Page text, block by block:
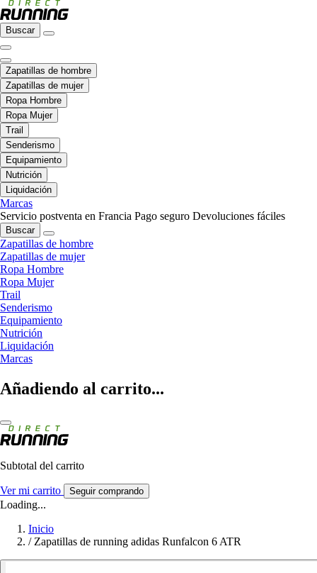
Buscar
Zapatillas de hombre
Zapatillas de mujer
Ropa Hombre
Ropa Mujer
Trail
Senderismo
Equipamiento
Nutrición
Liquidación
Marcas
Servicio postventa en Francia Pago seguro Devoluciones fáciles
Buscar
Zapatillas de hombre
Zapatillas de mujer
Ropa Hombre
Ropa Mujer
Trail
Senderismo
Equipamiento
Nutrición
Liquidación
Marcas
Añadiendo al carrito...
Subtotal del carrito
Ver mi carrito Seguir comprando
Loading...
Inicio
/ Zapatillas de running adidas Runfalcon 6 ATR